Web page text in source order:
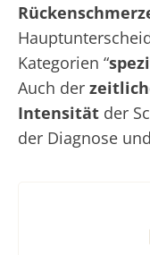
Kategorien “
Auch der
Intensität der
der Diagnose